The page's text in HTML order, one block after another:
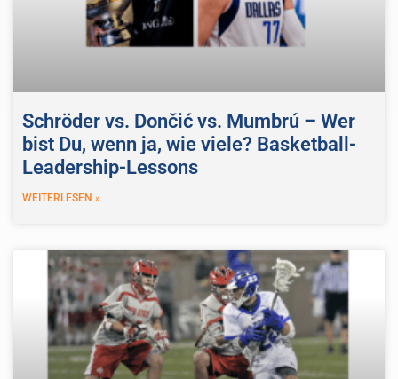
Schröder vs. Dončić vs. Mumbrú – Wer
bist Du, wenn ja, wie viele? Basketball-
Leadership-Lessons
WEITERLESEN »